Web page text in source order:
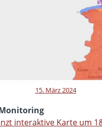
15. März 2024
interaktive Karte um